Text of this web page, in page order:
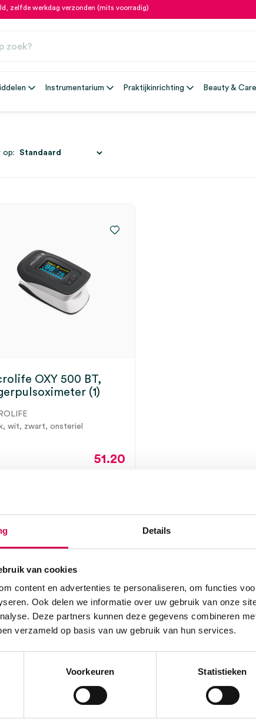
Details
van cookies
content en advertenties te personaliseren, om functies
Ook delen we informatie over uw gebruik van onze
Deze partners kunnen deze gegevens combineren
verzameld op basis van uw gebruik van hun services.
Voorkeuren Statistieken
zelfde werkdag verzonden (mits voorradig)
Instrumentarium Praktijkinrichting Beauty & Care
op:
OXY 500 BT,
(1)
wit, zwart, onsteriel
51.20